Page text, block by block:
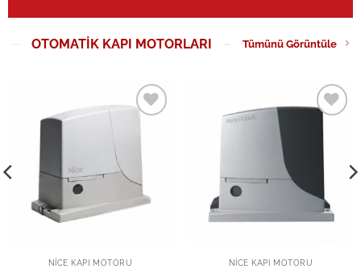
OTOMATIK KAPI MOTORLARI Tümünü Görüntüle
NICE KAPI MOTORU
wishlist
NICE KAPI MOTORU